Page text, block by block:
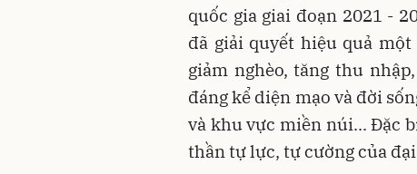
quốc gia giai đoạn 2021 -
đã giải quyết hiệu quả
giảm nghèo, tăng thu
đáng kể diện mạo và đời
và khu vực miền núi... Đặc
thần tự lực, tự cường của